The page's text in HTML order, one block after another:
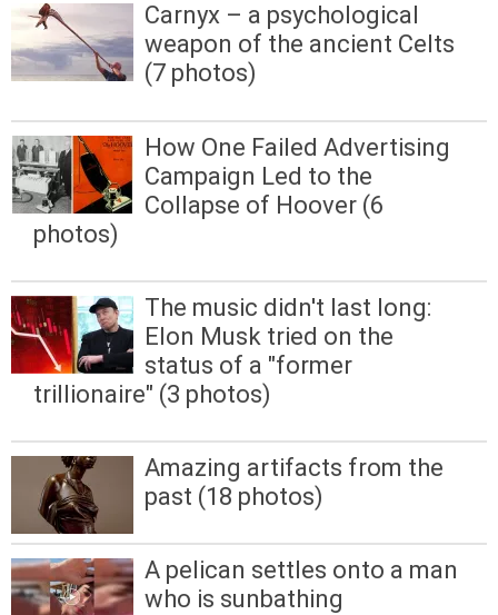
Carnyx – a psychological
weapon of the ancient Celts
(7 photos)
How One Failed Advertising
Campaign Led to the
Collapse of Hoover (6
photos)
The music didn't last long:
Elon Musk tried on the
status of a "former
trillionaire" (3 photos)
Amazing artifacts from the
past (18 photos)
A pelican settles onto a man
who is sunbathing